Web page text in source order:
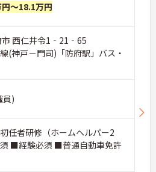
～18.1万円
市 西仁井令1‐21‐65
(神戸－門司)「防府駅」バス・
員)
任者研修（ホームヘルパー2
■経験必須 ■普通自動車免許